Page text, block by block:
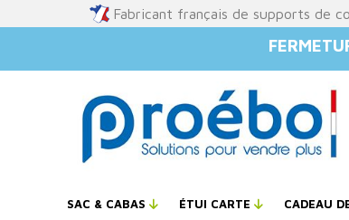
Fabricant français de supports de
SAC & CABAS ÉTUI CARTE CADEAU